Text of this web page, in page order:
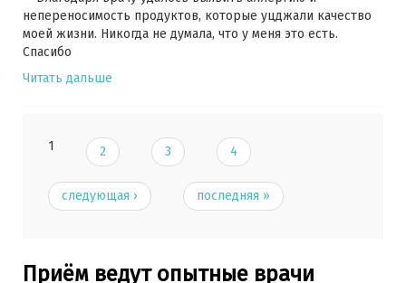
непереносимость продуктов, которые уцджали качество
моей жизни. Никогда не думала, что у меня это есть.
Спасибо
Читать дальше
1 2 3 4
следующая › последняя »
Приём ведут опытные врачи